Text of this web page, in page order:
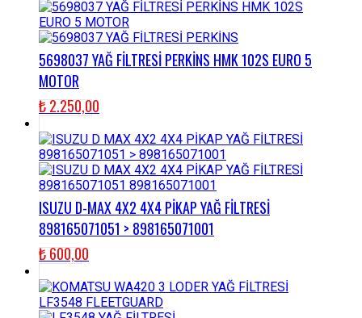
5698037 YAĞ FİLTRESİ PERKİNS HMK 102S EURO 5
MOTOR
₺2.250,00
ISUZU D-MAX 4X2 4X4 PİKAP YAĞ FİLTRESİ
898165071051 > 898165071001
₺600,00